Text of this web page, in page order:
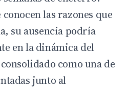
las razones que
su ausencia podría
en la dinámica del
como una de
junto al